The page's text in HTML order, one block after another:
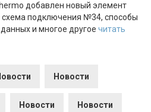
добавлен новый элемент
схема подключения №34, способы
и многое другое читать
Новости
Новости Новости